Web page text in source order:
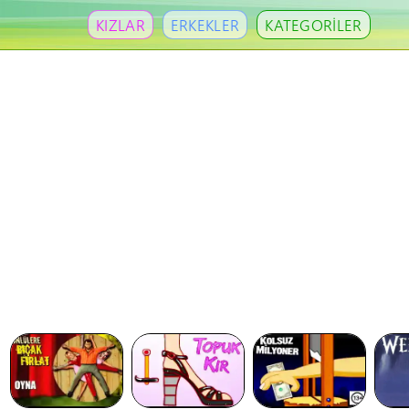
KIZLAR ERKEKLER KATEGORİLER